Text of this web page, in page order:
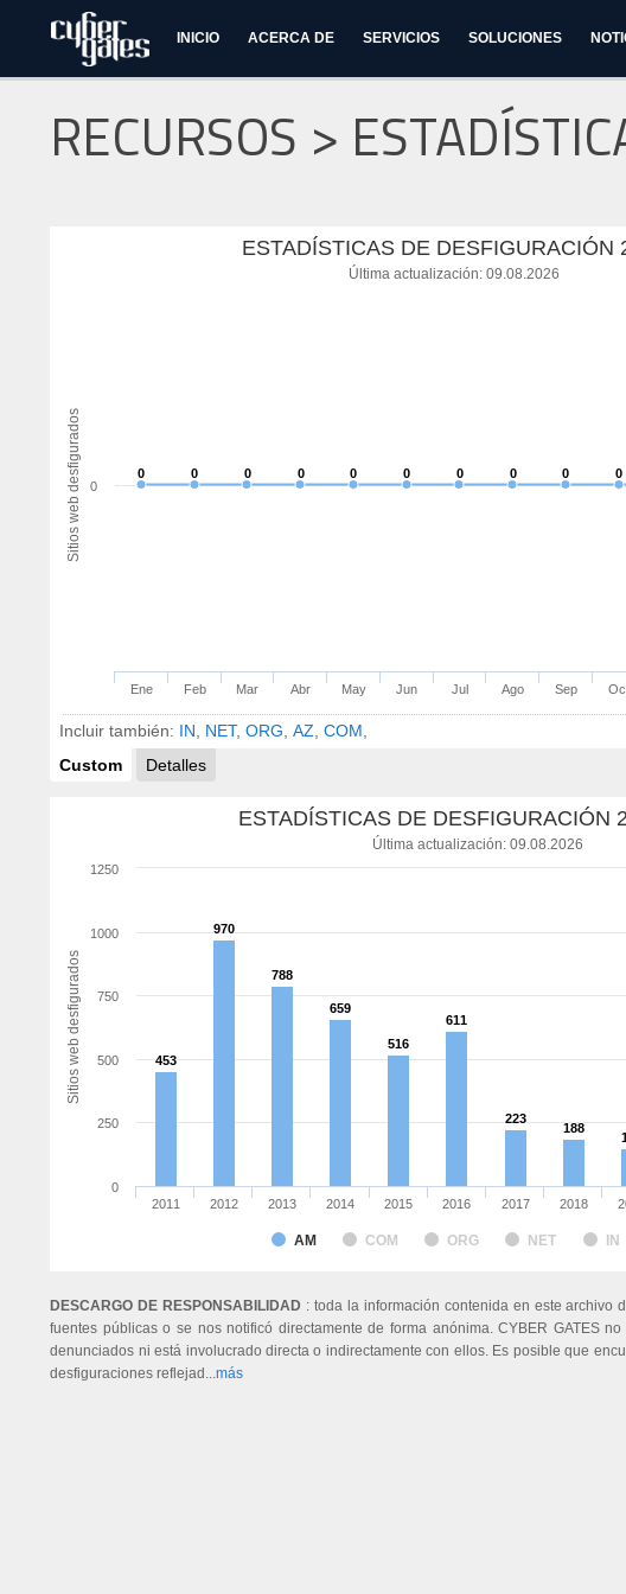
INICIO ACERCA DE SERVICIOS SOLUCIONES
RECURSOS >
Sitios web desfigurados
ESTADÍSTICAS DE DESFIGURACIÓN
Última actualización: 09.08.2026
0
0 0
0 0
0 0
0 0
0 0
0 0
0 0
0 0
0 0
0
Ene Feb Mar Abr May Jun Jul Ago Sep
0
Incluir también: IN NET,ORG ,AZ ,COM
Custom
Detalles
Sitios web desfigurados
ESTADÍSTICAS DE DESFIGURACIÓN
Última actualización: 09.08.2026
453
453
970
970
788
788
659
659
516
516
611
611
223
223
188
188
AM COM ORG NET IN
2011 2012 2013 2014 2015 2016 2017 2018
0
250
500
750
1000
1250
DESCARGO DE RESPONSABILIDAD : toda la información contenida en este archivo
fuentes públicas o se nos notificó directamente de forma anónima. CYBER GATES
denunciados ni está involucrado directa o indirectamente con ellos. Es posible que
desfiguraciones reflejad...más